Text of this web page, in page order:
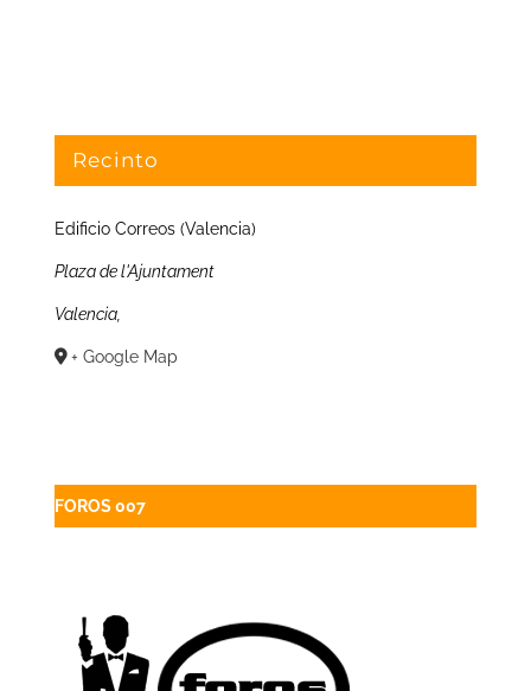
Recinto
Edificio Correos (Valencia)
Plaza de l'Ajuntament
Valencia,
+ Google Map
FOROS 007